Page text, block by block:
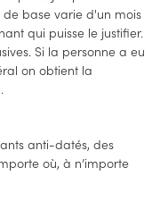
base varie d'un mois
qui puisse le justifier.
Si la personne a eu
on obtient la
anti-datés, des
où, à n’importe